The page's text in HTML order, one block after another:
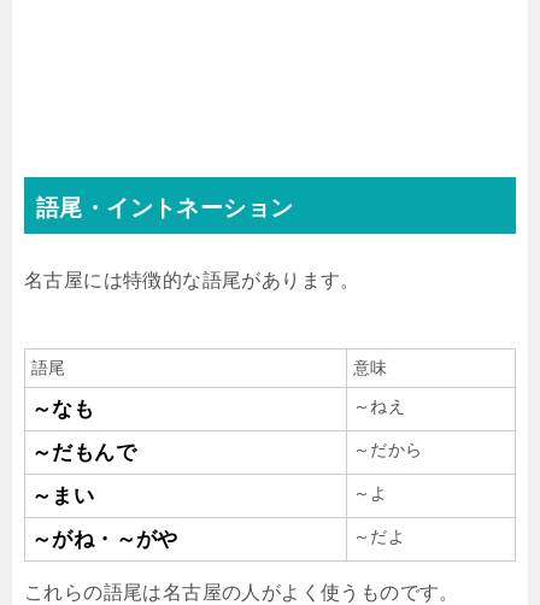
語尾・イントネーション
名古屋には特徴的な語尾があります。
語尾 意味
～なも ～ねえ
～だもんで ～だから
～まい ～よ
～がね・～がや ～だよ
これらの語尾は名古屋の人がよく使うものです。